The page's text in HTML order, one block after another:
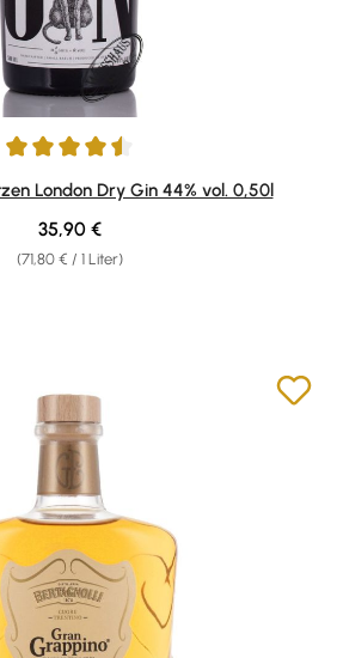
von 4.57 von 5 Sternen
London Dry Gin 44% vol. 0,50l
(71,80 € / 1 Liter)
Regulärer Preis:
35,90 €